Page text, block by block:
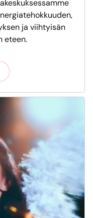
ja viihtyisän
eteen.